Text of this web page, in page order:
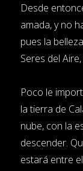
Desde
amada, y no
pues la
Seres del
Poco le
la tierra de
nube, con la
descender.
estará entre